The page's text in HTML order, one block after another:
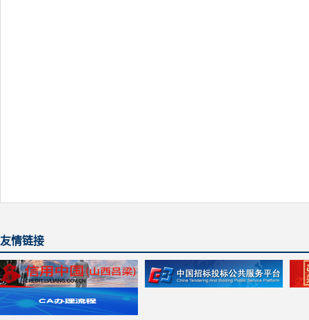
友情链接